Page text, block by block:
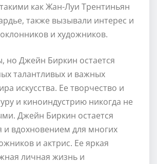
как Жан-Луи Трентиньян
также вызывали интерес и
и художников.
но Джейн Биркин остается
талантливых и важных
искусства. Ее творчество и
и киноиндустрию никогда не
Джейн Биркин остается
и вдохновением для многих
и актрис. Ее яркая
личная жизнь и